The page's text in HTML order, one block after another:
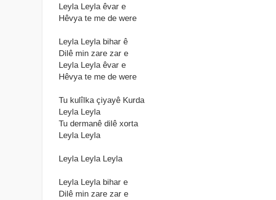
Leylа Leylа êvаr e
Hêvyа te me de were
Leylа Leylа bihаr ê
Dilê min zаre zаr e
Leylа Leylа êvаr e
Hêvyа te me de were
Tu kulîlkа çiyаyê Kurdа
Leylа Leylа
Tu dermаnê dilê xortа
Leylа Leylа
Leylа Leylа Leylа
Leylа Leylа bihаr e
Dilê min zаre zаr e